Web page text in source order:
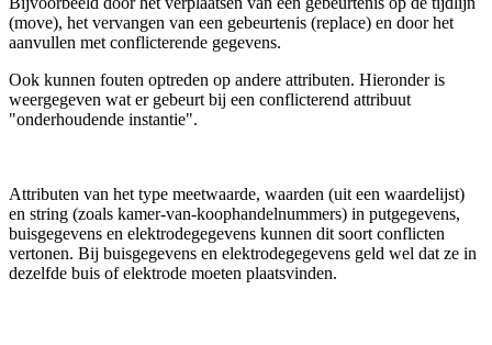
(move), het vervangen van een gebeurtenis (replace) en door het
aanvullen met conflicterende gegevens.
Ook kunnen fouten optreden op andere attributen. Hieronder is
weergegeven wat er gebeurt bij een conflicterend attribuut
"onderhoudende instantie".
Attributen van het type meetwaarde, waarden (uit een waardelijst)
en string (zoals kamer-van-koophandelnummers) in putgegevens,
buisgegevens en elektrodegegevens kunnen dit soort conflicten
vertonen. Bij buisgegevens en elektrodegegevens geld wel dat ze in
dezelfde buis of elektrode moeten plaatsvinden.